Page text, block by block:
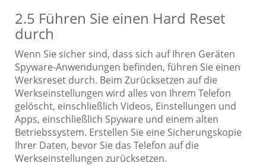
2.5 Führen Sie einen Hard Reset
durch
Wenn Sie sicher sind, dass sich auf Ihren Geräten
Spyware-Anwendungen befinden, führen Sie einen
Werksreset durch. Beim Zurücksetzen auf die
Werkseinstellungen wird alles von Ihrem Telefon
gelöscht, einschließlich Videos, Einstellungen und
Apps, einschließlich Spyware und einem alten
Betriebssystem. Erstellen Sie eine Sicherungskopie
Ihrer Daten, bevor Sie das Telefon auf die
Werkseinstellungen zurücksetzen.